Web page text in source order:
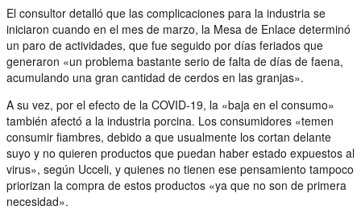
El consultor detalló que las complicaciones para la industria se
iniciaron cuando en el mes de marzo, la Mesa de Enlace determinó
un paro de actividades, que fue seguido por días feriados que
generaron «un problema bastante serio de falta de días de faena,
acumulando una gran cantidad de cerdos en las granjas».
A su vez, por el efecto de la COVID-19, la «baja en el consumo»
también afectó a la industria porcina. Los consumidores «temen
consumir fiambres, debido a que usualmente los cortan delante
suyo y no quieren productos que puedan haber estado expuestos al
virus», según Ucceli, y quienes no tienen ese pensamiento tampoco
priorizan la compra de estos productos «ya que no son de primera
necesidad».